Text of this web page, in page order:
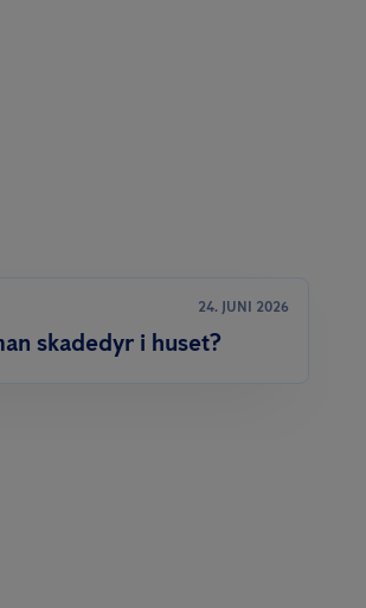
24. JUNI 2026
skadedyr i huset?